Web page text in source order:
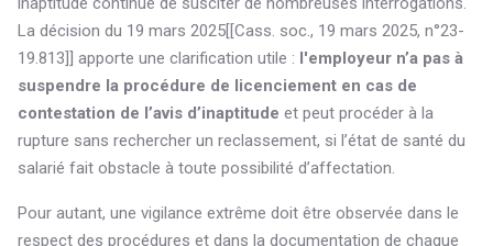
La décision du 19 mars 2025[[Cass. soc., 19 mars 2025, n°23-
19.813]] apporte une clarification utile : l'employeur n’a pas à
suspendre la procédure de licenciement en cas de
contestation de l’avis d’inaptitude et peut procéder à la
rupture sans rechercher un reclassement, si l’état de santé du
salarié fait obstacle à toute possibilité d’affectation.
Pour autant, une vigilance extrême doit être observée dans le
respect des procédures et dans la documentation de chaque